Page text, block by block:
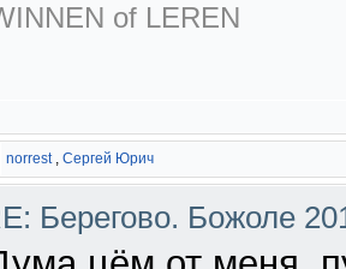
of LEREN
norrest, Сергей Юрич
Берегово. Божоле